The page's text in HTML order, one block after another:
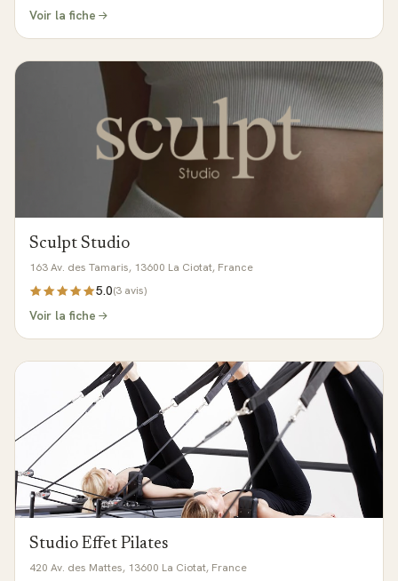
Voir la fiche
Sculpt Studio
163 Av. des Tamaris, 13600 La Ciotat, France
5.0(3 avis)
Voir la fiche
Studio Effet Pilates
420 Av. des Mattes, 13600 La Ciotat, France